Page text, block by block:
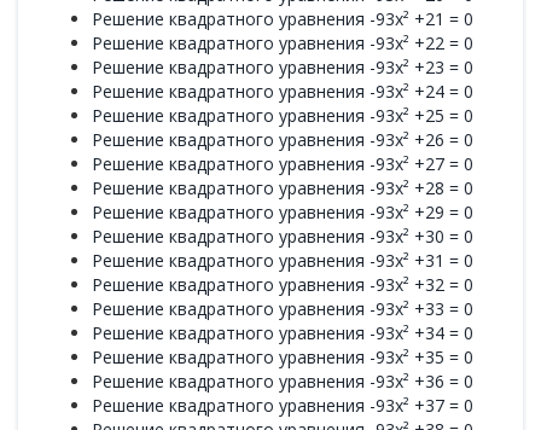
Решение квадратного уравнения -93x² +21 = 0
Решение квадратного уравнения -93x² +22 = 0
Решение квадратного уравнения -93x² +23 = 0
Решение квадратного уравнения -93x² +24 = 0
Решение квадратного уравнения -93x² +25 = 0
Решение квадратного уравнения -93x² +26 = 0
Решение квадратного уравнения -93x² +27 = 0
Решение квадратного уравнения -93x² +28 = 0
Решение квадратного уравнения -93x² +29 = 0
Решение квадратного уравнения -93x² +30 = 0
Решение квадратного уравнения -93x² +31 = 0
Решение квадратного уравнения -93x² +32 = 0
Решение квадратного уравнения -93x² +33 = 0
Решение квадратного уравнения -93x² +34 = 0
Решение квадратного уравнения -93x² +35 = 0
Решение квадратного уравнения -93x² +36 = 0
Решение квадратного уравнения -93x² +37 = 0